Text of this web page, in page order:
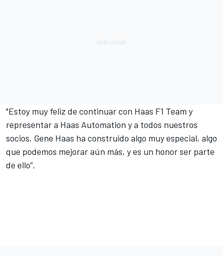
"Estoy muy feliz de continuar con Haas F1 Team y
representar a Haas Automation y a todos nuestros
socios. Gene Haas ha construido algo muy especial, algo
que podemos mejorar aún más, y es un honor ser parte
de ello”.